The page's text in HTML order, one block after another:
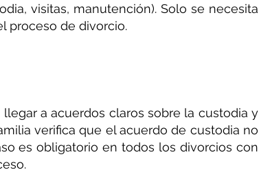
por notaria
visitas, manutención). Solo se necesita
proceso de divorcio.
a acuerdos claros sobre la custodia y
verifica que el acuerdo de custodia no
es obligatorio en todos los divorcios con